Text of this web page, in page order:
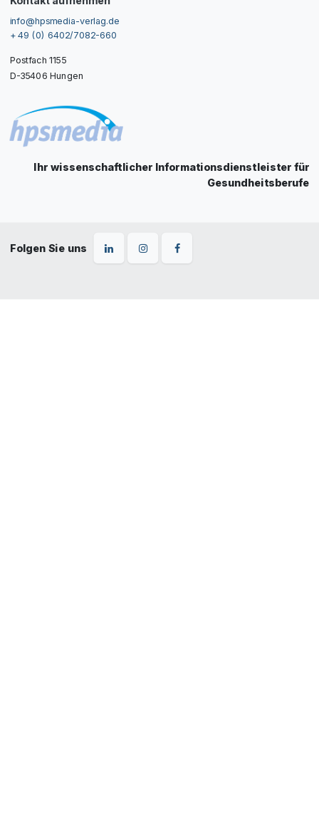
info@hpsmedia-verlag.de
+ 49 (0) 6402/7082-660
Postfach 1155
D-35406 Hungen
Ihr wissenschaftlicher Informationsdienstleister für
Gesundheitsberufe
Folgen Sie uns